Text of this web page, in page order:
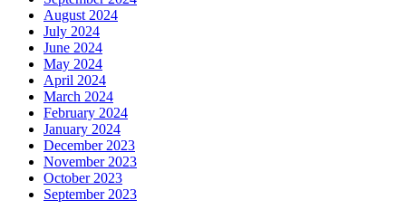
August 2024
July 2024
June 2024
May 2024
April 2024
March 2024
February 2024
January 2024
December 2023
November 2023
October 2023
September 2023